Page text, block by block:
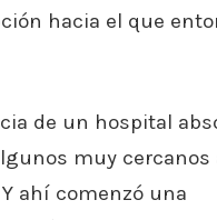
hacia el que
de un hospital
muy cercanos
ahí comenzó una